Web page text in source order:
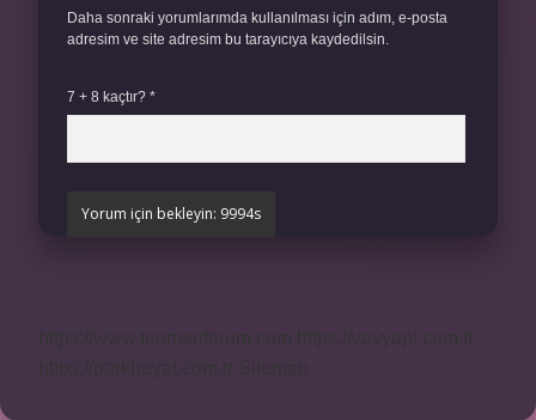
Daha sonraki yorumlarımda kullanılması için adım, e-posta
adresim ve site adresim bu tarayıcıya kaydedilsin.
7 + 8 kaçtır? *